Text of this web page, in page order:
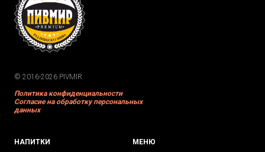
© 2016-2026 PIVMIR
Политика конфиденциальности
Согласие на обработку персональных
данных
НАПИТКИ
МЕНЮ